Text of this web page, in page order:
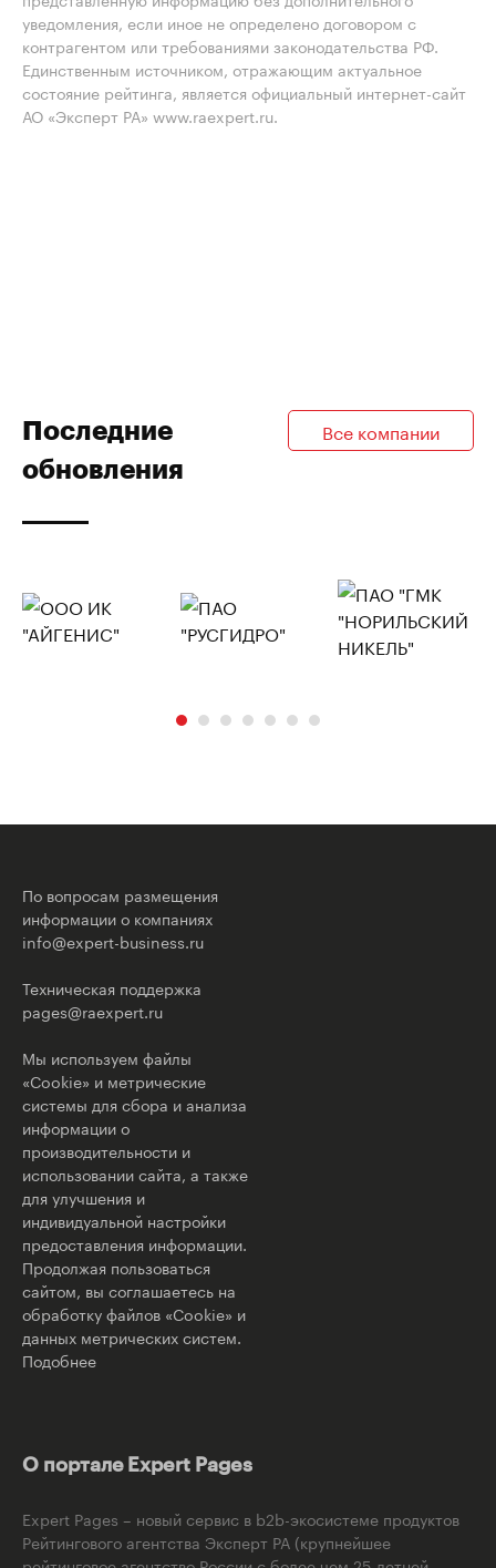
уведомления, если иное не определено договором с
контрагентом или требованиями законодательства РФ.
Единственным источником, отражающим актуальное
состояние рейтинга, является официальный интернет-сайт
АО «Эксперт РА» www.raexpert.ru.
Последние
обновления
Все компании
По вопросам размещения
информации о компаниях
info@expert-business.ru
Техническая поддержка
pages@raexpert.ru
Мы используем файлы
«Cookie» и метрические
системы для сбора и анализа
информации о
производительности и
использовании сайта, а также
для улучшения и
индивидуальной настройки
предоставления информации.
Продолжая пользоваться
сайтом, вы соглашаетесь на
обработку файлов «Cookie» и
данных метрических систем.
Подобнее
О портале Expert Pages
Expert Pages – новый сервис в b2b-экосистеме продуктов
Рейтингового агентства Эксперт РА (крупнейшее